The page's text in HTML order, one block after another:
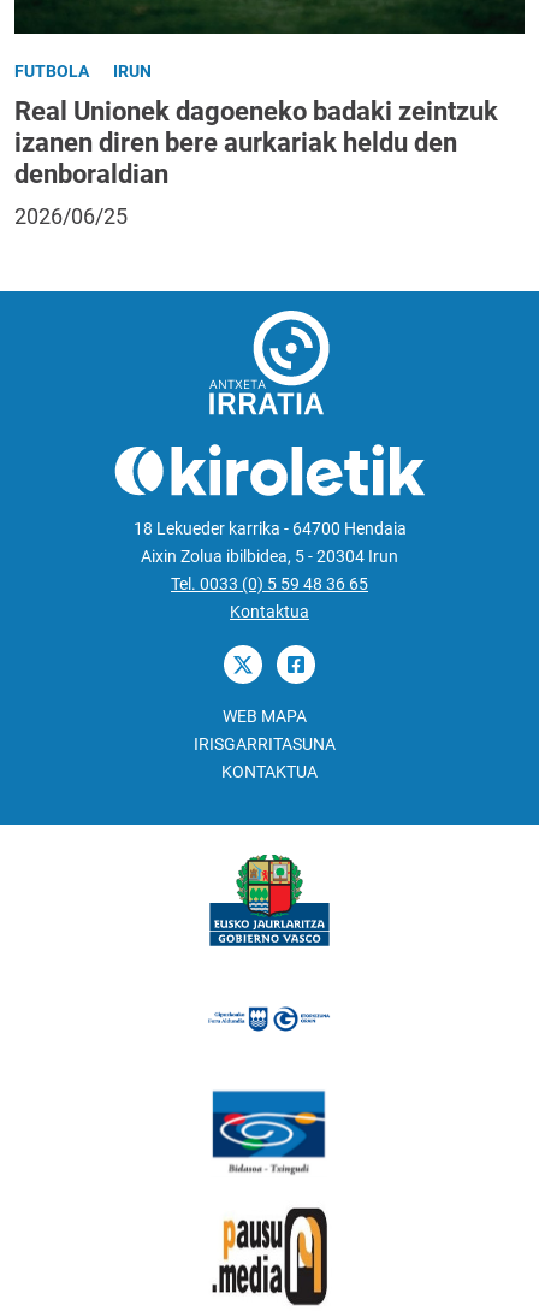
FUTBOLA IRUN
Real Unionek dagoeneko badaki zeintzuk
izanen diren bere aurkariak heldu den
denboraldian
2026/06/25
18 Lekueder karrika - 64700 Hendaia
Aixin Zolua ibilbidea, 5 - 20304 Irun
Tel. 0033 (0) 5 59 48 36 65
Kontaktua
WEB MAPA
IRISGARRITASUNA
KONTAKTUA